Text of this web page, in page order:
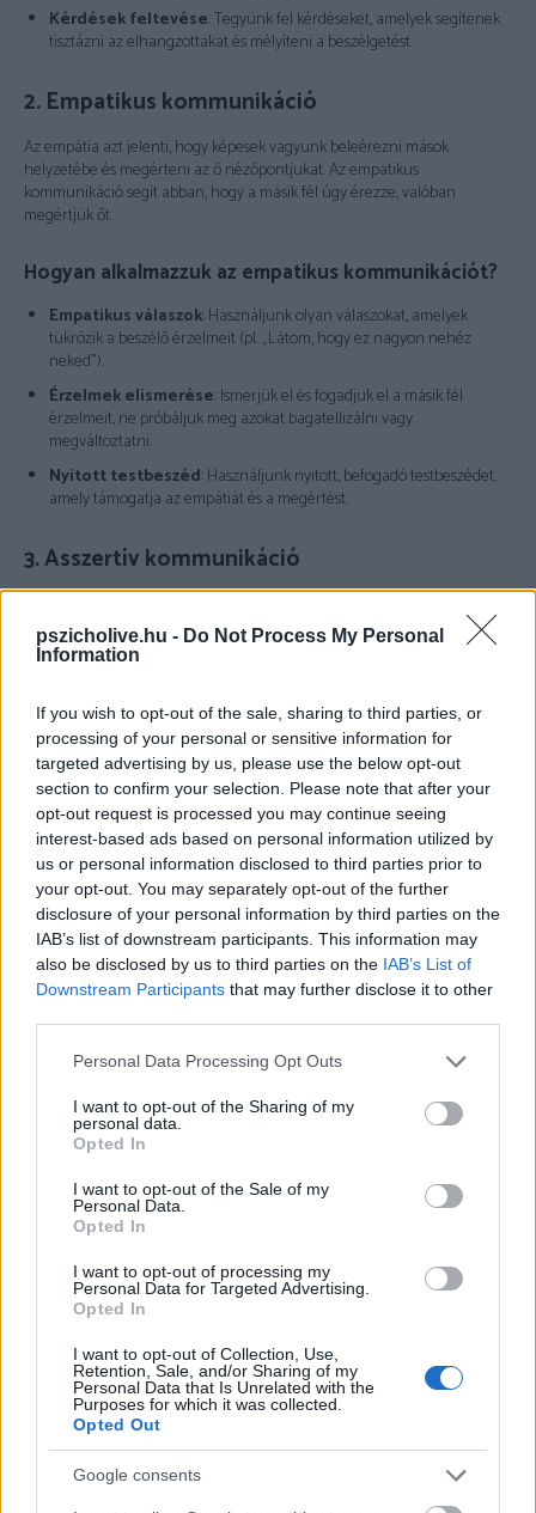
pszicholive.hu - Do Not Process My Personal
Information
If you wish to opt-out of the sale, sharing to third parties, or
processing of your personal or sensitive information for
targeted advertising by us, please use the below opt-out
section to confirm your selection. Please note that after your
opt-out request is processed you may continue seeing
interest-based ads based on personal information utilized by
us or personal information disclosed to third parties prior to
your opt-out. You may separately opt-out of the further
disclosure of your personal information by third parties on the
IAB’s list of downstream participants. This information may
also be disclosed by us to third parties on the IAB’s List of
Downstream Participants that may further disclose it to other
Please note that this website/app uses one or more Google
not limited to your visit or usage behaviour. You may click to
grant or deny consent to Google and its third-party tags to
use your data for below specified purposes in below Google
consent section.
Personal Data Processing Opt Outs
I want to opt-out of the Sharing of my
personal data.
Opted In
I want to opt-out of the Sale of my
Personal Data.
Opted In
I want to opt-out of processing my
Personal Data for Targeted Advertising.
Opted In
I want to opt-out of Collection, Use,
Retention, Sale, and/or Sharing of my
Personal Data that Is Unrelated with the
Purposes for which it was collected.
Opted Out
Google consents
Kérdések feltevése: Tegyünk fel kérdéseket, amelyek segítenek
tisztázni az elhangzottakat és mélyíteni a beszélgetést.
2. Empatikus kommunikáció
Az empátia azt jelenti, hogy képesek vagyunk beleérezni mások
helyzetébe és megérteni az ő nézőpontjukat. Az empatikus
kommunikáció segít abban, hogy a másik fél úgy érezze, valóban
megértjük őt.
Hogyan alkalmazzuk az empatikus kommunikációt?
Empatikus válaszok: Használjunk olyan válaszokat, amelyek
tükrözik a beszélő érzelmeit (pl. „Látom, hogy ez nagyon nehéz
neked”).
Érzelmek elismerése: Ismerjük el és fogadjuk el a másik fél
érzelmeit, ne próbáljuk meg azokat bagatellizálni vagy
megváltoztatni.
Nyitott testbeszéd: Használjunk nyitott, befogadó testbeszédet,
amely támogatja az empátiát és a megértést.
3. Asszertív kommunikáció
magabiztosan fejezzük ki gondolatainkat és érzéseinket, miközben
tiszteletben tartjuk a másik fél nézőpontját is.
Hogyan fejleszthetjük az asszertív kommunikációt?
Én-üzenetek használata: Kezdjük mondandónkat azzal, hogy
„Én úgy érzem…” vagy „Szerintem…”, hogy elkerüljük a vádaskodást.
Tiszta és közvetlen kommunikáció: Fejezzük ki gondolatainkat
világosan és közvetlenül, kerüljük a homályos utalásokat.
Határok kijelölése: Képesnek kell lennünk arra, hogy határokat
szabjunk és nemet mondjunk, amikor szükséges.
4. Konstruktív visszajelzés
A konstruktív visszajelzés segít a másik félnek megérteni, hogy mit csinál
Hogyan adjunk konstruktív visszajelzést?
Konkrétumok említése
vagy rosszul csinált a másik fél.
Pozitív és negatív egyensúly: Törekedjünk arra, hogy a pozitív
visszajelzéseket is hangsúlyozzuk, ne csak a negatívumokra
koncentráljunk.
Javaslatok megfogalmazása: Adjunk konkrét javaslatokat arra
vonatkozóan, hogy a másik fél hogyan javíthatná teljesítményét vagy
viselkedését.
Kutatások és példák
Számos kutatás igazolja a fent említett kommunikációs módszerek
hatékonyságát. Például aHarvard Business Reviewtanulmánya
szerint az aktív hallgatás és az empatikus kommunikáció jelentősen